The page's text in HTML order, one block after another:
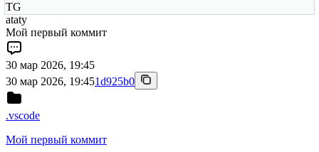
TG
ataty
Мой первый коммит
30 мар 2026, 19:45
30 мар 2026, 19:451d925b0
.vscode
Мой первый коммит